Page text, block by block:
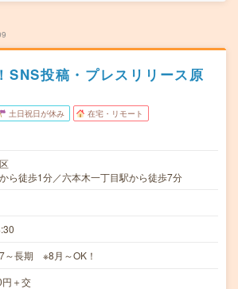
SNS投稿・プレスリリース原
土日祝日が休み 在宅・リモート
ら徒歩1分／六本木一丁目駅から徒歩7分
～長期 ※8月～OK！
＋交